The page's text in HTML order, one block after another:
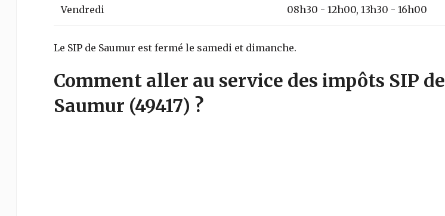
Vendredi 08h30 - 12h00, 13h30 - 16h00
Le SIP de Saumur est fermé le samedi et dimanche.
Comment aller au service des impôts SIP de
Saumur (49417) ?